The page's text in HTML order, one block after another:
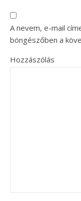
A nevem, e-mail
böngészőben a
Hozzászólás